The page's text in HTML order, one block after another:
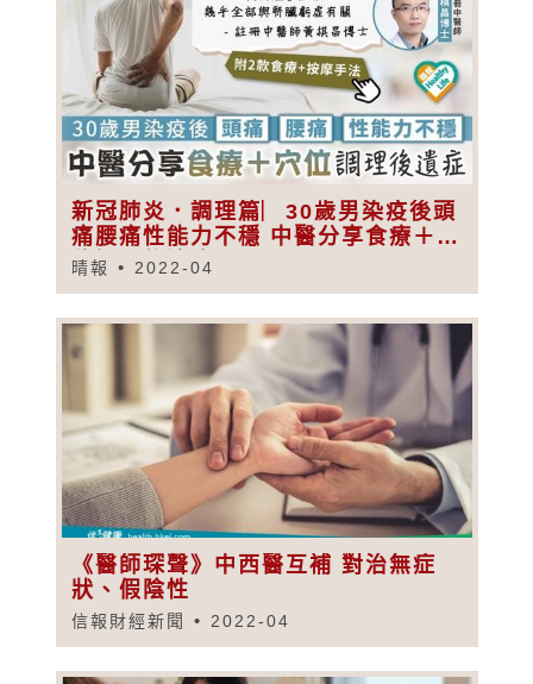
新冠肺炎．調理篇︳30歲男染疫後頭
痛腰痛性能力不穩 中醫分享食療＋穴
位調理後遺症
晴報 2022-04
《醫師琛聲》中西醫互補 對治無症
狀、假陰性
信報財經新聞 2022-04